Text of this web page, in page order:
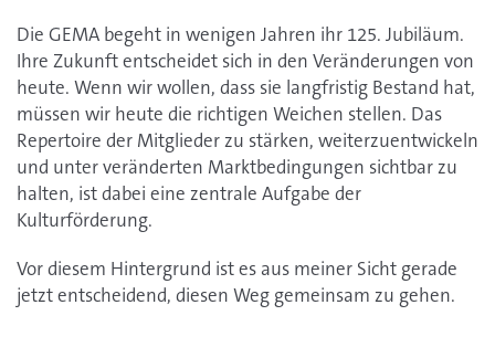
Die GEMA begeht in wenigen Jahren ihr 125. Jubiläum.
Ihre Zukunft entscheidet sich in den Veränderungen von
heute. Wenn wir wollen, dass sie langfristig Bestand hat,
müssen wir heute die richtigen Weichen stellen. Das
Repertoire der Mitglieder zu stärken, weiterzuentwickeln
und unter veränderten Marktbedingungen sichtbar zu
halten, ist dabei eine zentrale Aufgabe der
Kulturförderung.
Vor diesem Hintergrund ist es aus meiner Sicht gerade
jetzt entscheidend, diesen Weg gemeinsam zu gehen.